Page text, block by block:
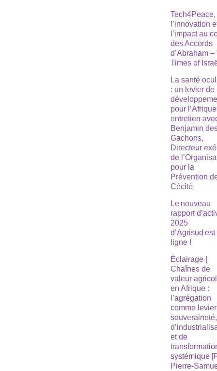
Tech4Peace,
l’innovation
l’impact au
des Accords
d’Abraham –
Times of
La santé
: un levier de
pour
entretien
Benjamin
Gachons,
Directeur
de
pour la
Prévention
Cécité
Le nouveau
rapport
2025
d’Agrisud
ligne !
Éclairage |
Chaînes de
valeur
en Afrique :
l’agrégation
comme
souveraineté,
et de
systémique
Pierre-